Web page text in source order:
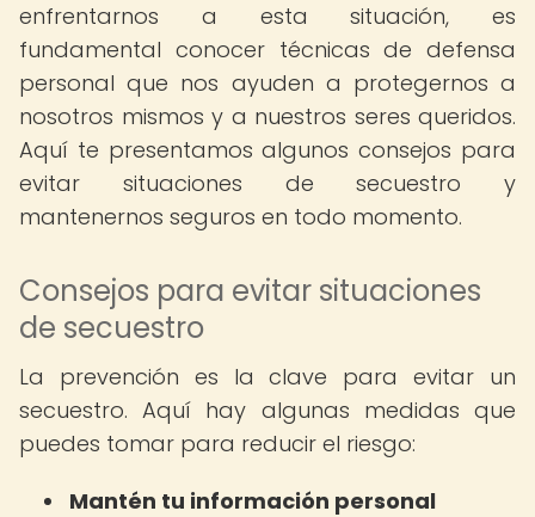
enfrentarnos a esta situación, es
fundamental conocer técnicas de defensa
personal que nos ayuden a protegernos a
nosotros mismos y a nuestros seres queridos.
Aquí te presentamos algunos consejos para
evitar situaciones de secuestro y
mantenernos seguros en todo momento.
Consejos para evitar situaciones
de secuestro
La prevención es la clave para evitar un
secuestro. Aquí hay algunas medidas que
puedes tomar para reducir el riesgo:
Mantén tu información personal